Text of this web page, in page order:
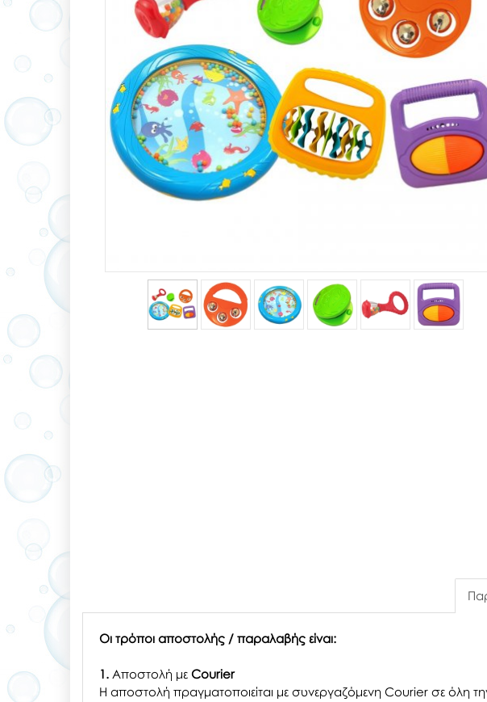
Οι τρόποι αποστολής / παραλαβής είναι:
1. Αποστολή με Courier
Η αποστολή πραγματοποιείται με συνεργαζόμενη Courier σε όλη